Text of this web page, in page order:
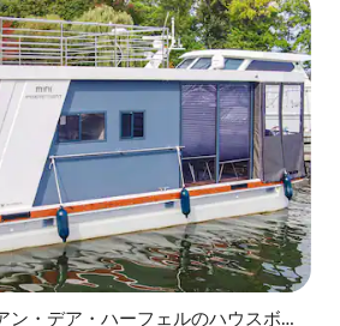
ン・デア・ハーフェルのハウスボー